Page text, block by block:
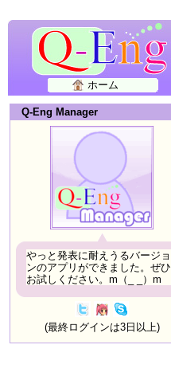
ホーム
Q-Eng Manager
やっと発表に耐えうるバージョ
ンのアプリができました。ぜひ
お試しください。m（_ _）m
(最終ログインは3日以上)